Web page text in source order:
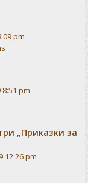
pm
pm
„Приказки за
12:26 pm